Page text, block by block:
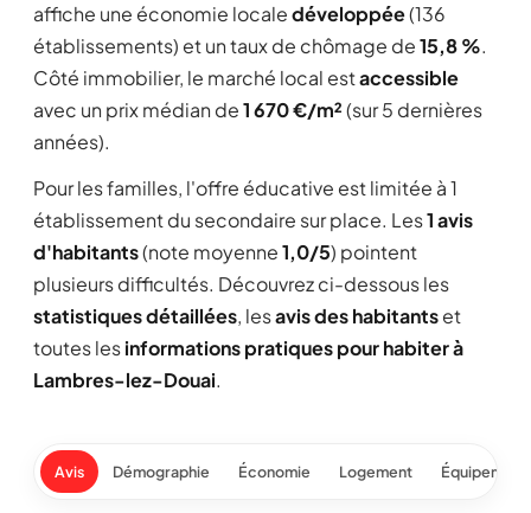
affiche une économie localedéveloppée(136
établissements) et un taux de chômage de15,8 %.
Côté immobilier, le marché local estaccessible
avec un prix médian de1 670 €/m²(sur 5 dernières
années).
Pour les familles, l'offre éducative est limitée à 1
établissement du secondaire sur place. Les1 avis
d'habitants(note moyenne1,0/5) pointent
plusieurs difficultés. Découvrez ci-dessous les
statistiques détaillées, lesavis des habitantset
toutes lesinformations pratiques pour habiter à
Lambres-lez-Douai.
Avis Démographie Économie Logement